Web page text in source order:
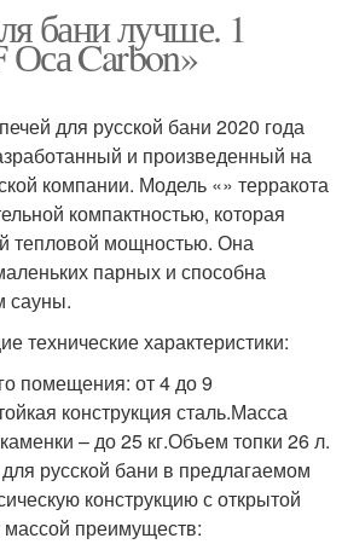
бани лучше. 1
Carbon»
для русской бани 2020 года
и произведенный на
компании. Модель «» терракота
компактностью, которая
тепловой мощностью. Она
парных и способна
сауны.
технические характеристики:
помещения: от 4 до 9
конструкция сталь.Масса
– до 25 кг.Объем топки 26 л.
русской бани в предлагаемом
конструкцию с открытой
массой преимуществ: